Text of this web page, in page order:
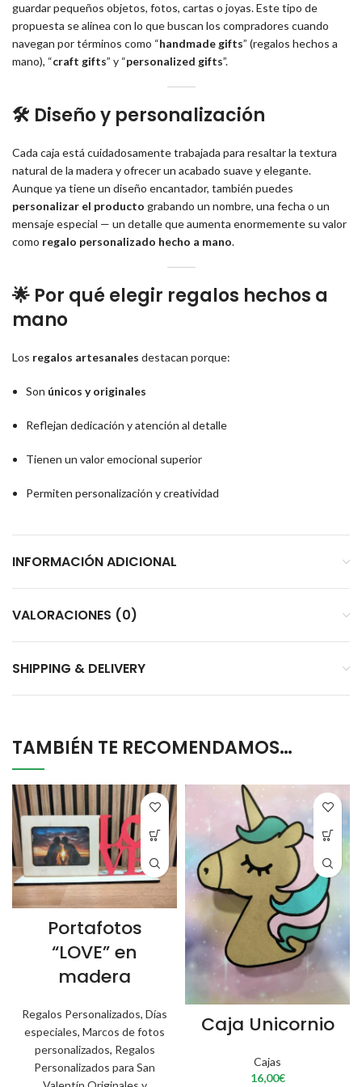
guardar pequeños objetos, fotos, cartas o joyas. Este tipo de
propuesta se alinea con lo que buscan los compradores cuando
navegan por términos como “handmade gifts” (regalos hechos a
mano), “craft gifts” y “personalized gifts”.
🛠️ Diseño y personalización
Cada caja está cuidadosamente trabajada para resaltar la textura
natural de la madera y ofrecer un acabado suave y elegante.
Aunque ya tiene un diseño encantador, también puedes
personalizar el producto grabando un nombre, una fecha o un
mensaje especial — un detalle que aumenta enormemente su valor
como regalo personalizado hecho a mano.
🌟 Por qué elegir regalos hechos a
mano
Los regalos artesanales destacan porque:
Son únicos y originales
Reflejan dedicación y atención al detalle
Tienen un valor emocional superior
Permiten personalización y creatividad
INFORMACIÓN ADICIONAL
VALORACIONES (0)
SHIPPING & DELIVERY
TAMBIÉN TE RECOMENDAMOS…
Portafotos
“LOVE” en
madera
Regalos Personalizados, Días
especiales, Marcos de fotos
personalizados, Regalos
Personalizados para San
Caja Unicornio
Cajas
16,00€